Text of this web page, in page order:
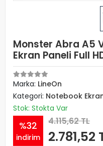
Monster Abra A5
Ekran Paneli Full
Marka: LineOn
Kategori: Notebook
Stok: Stokta Var
%32
indirim
4.115,62 TL
2.781,52